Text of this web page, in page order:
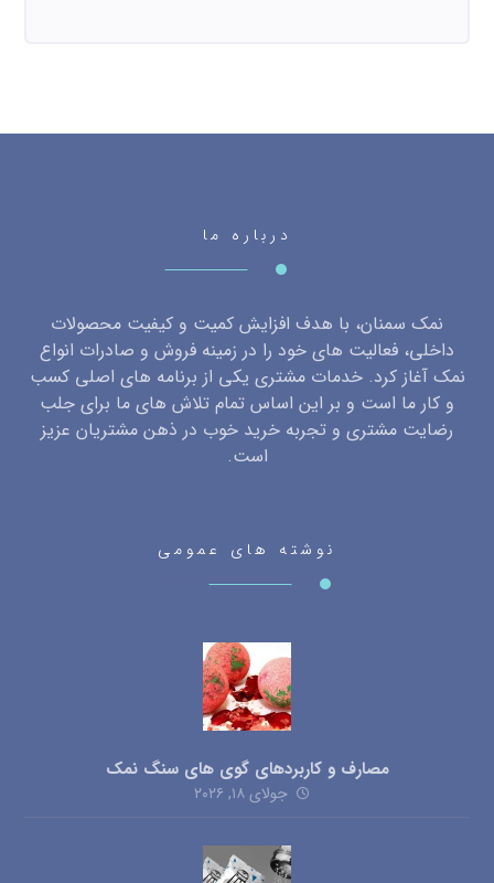
درباره ما
نمک سمنان، با هدف افزایش کمیت و کیفیت محصولات
داخلی، فعالیت های خود را در زمینه فروش و صادرات انواع
نمک آغاز کرد. خدمات مشتری یکی از برنامه های اصلی کسب
و کار ما است و بر این اساس تمام تلاش های ما برای جلب
رضایت مشتری و تجربه خرید خوب در ذهن مشتریان عزیز
است.
نوشته های عمومی
مصارف و کاربردهای گوی های سنگ نمک
جولای ۱۸, ۲۰۲۶